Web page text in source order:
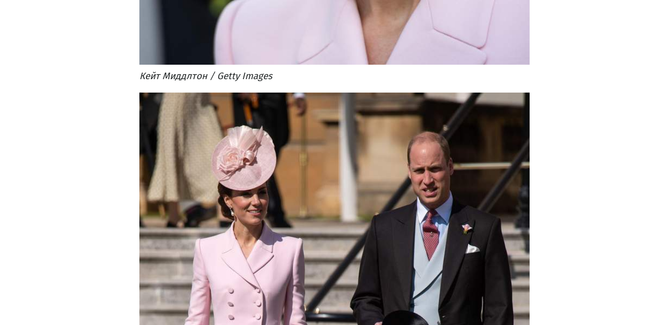
Кейт Миддлтон / Getty Images